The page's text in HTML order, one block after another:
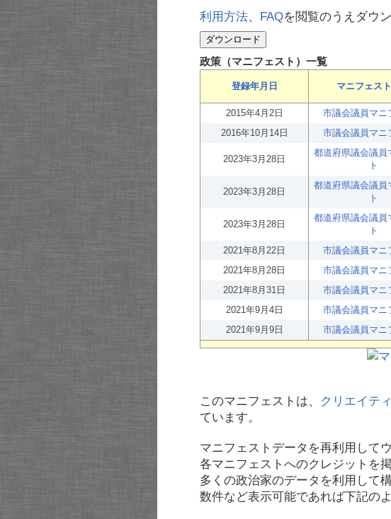
利用方法、 FAQを閲覧のうえダウ
政策（マニフェスト）一覧
登録年月日 マニフェス
2015年4月2日
市議会議員マニ
2016年10月14日
市議会議員マニ
2023年3月28日
都道府県議会議員
ト
2023年3月28日
都道府県議会議員
ト
2023年3月28日
都道府県議会議員
ト
2021年8月22日 市議会議員マニ
2021年8月28日
市議会議員マニ
2021年8月31日
市議会議員マニ
2021年9月4日
市議会議員マニ
2021年9月9日
市議会議員マニ
このマニフェストは、 クリエイテ
ています。
マニフェストデータを再利用して
各マニフェストへのクレジットを
多くの政治家のデータを利用して
数件など表示可能であれば下記の